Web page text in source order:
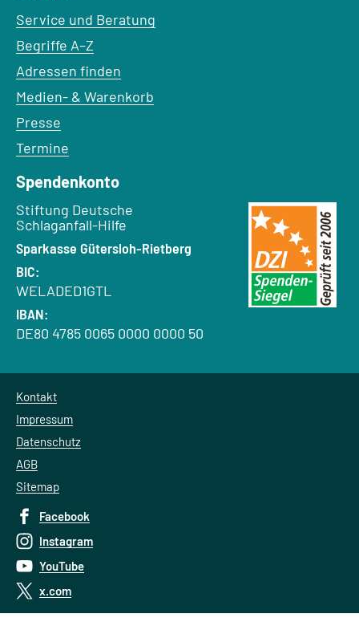
Service und Beratung
Begriffe A–Z
Adressen finden
Medien- & Warenkorb
Presse
Termine
Spendenkonto
Empfänger:
Stiftung Deutsche
Schlaganfall-Hilfe
Bank:
Sparkasse Gütersloh-Rietberg
BIC:
WELADED1GTL
IBAN:
DE80 4785 0065 0000 0000 50
Kontakt
Impressum
Datenschutz
AGB
Sitemap
Facebook
Instagram
YouTube
x.com